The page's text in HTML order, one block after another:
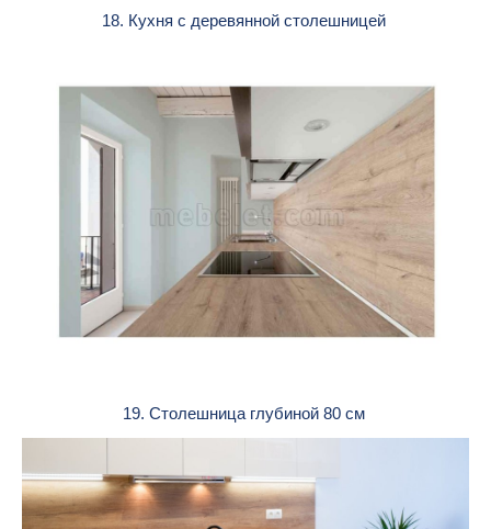
18. Кухня с деревянной столешницей
19. Столешница глубиной 80 см